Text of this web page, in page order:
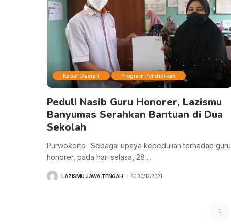
Kabar Daerah Program Pendidikan
Peduli Nasib Guru Honorer, Lazismu
Banyumas Serahkan Bantuan di Dua
Sekolah
Purwokerto- Sebagai upaya kepedulian terhadap guru
honorer, pada hari selasa, 28 ...
POSTEDLAZISMU JAWA TENGAH 30/12/2021
1